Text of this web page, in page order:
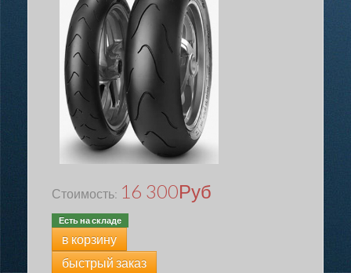
Стоимость: 16 300Руб
Есть на складе
в корзину
быстрый заказ